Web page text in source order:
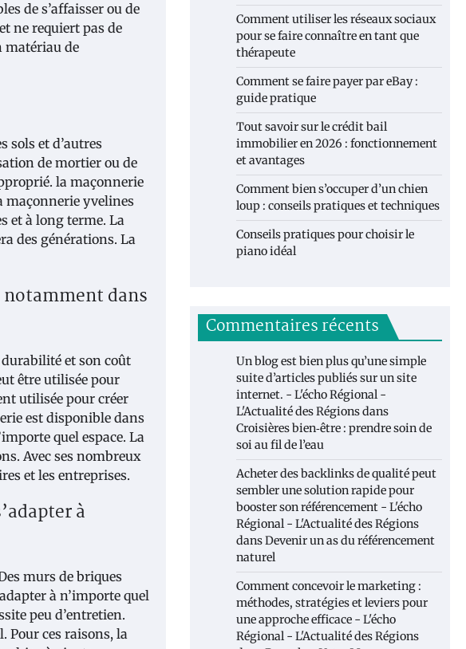
de s’affaisser ou de
ne requiert pas de
matériau de
sols et d’autres
de mortier ou de
la maçonnerie
maçonnerie yvelines
et à long terme. La
des générations. La
dans
et son coût
être utilisée pour
utilisée pour créer
est disponible dans
quel espace. La
Avec ses nombreux
et les entreprises.
à
murs de briques
à n’importe quel
peu d’entretien.
Pour ces raisons, la
Comment utiliser les réseaux sociaux
pour se faire connaître en tant que
thérapeute
Comment se faire payer par eBay :
guide pratique
Tout savoir sur le crédit bail
immobilier en 2026 : fonctionnement
et avantages
Comment bien s’occuper d’un chien
loup : conseils pratiques et techniques
Conseils pratiques pour choisir le
piano idéal
Commentaires récents
Un blog est bien plus qu’une simple
suite d’articles publiés sur un site
internet. - L'écho Régional -
L'Actualité des Régionsdans
Croisières bien‑être : prendre soin de
soi au fil de l’eau
Acheter des backlinks de qualité peut
sembler une solution rapide pour
booster son référencement - L'écho
Régional - L'Actualité des Régions
dansDevenir un as du référencement
naturel
Comment concevoir le marketing :
méthodes, stratégies et leviers pour
une approche efficace - L'écho
Régional - L'Actualité des Régions